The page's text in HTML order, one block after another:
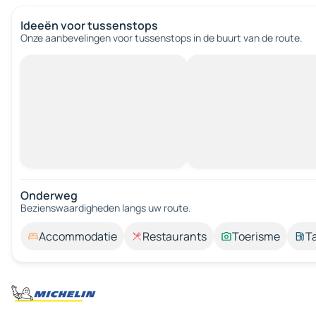
Ideeën voor tussenstops
Onze aanbevelingen voor tussenstops in de buurt van de route.
Onderweg
Bezienswaardigheden langs uw route.
Accommodatie Restaurants Toerisme